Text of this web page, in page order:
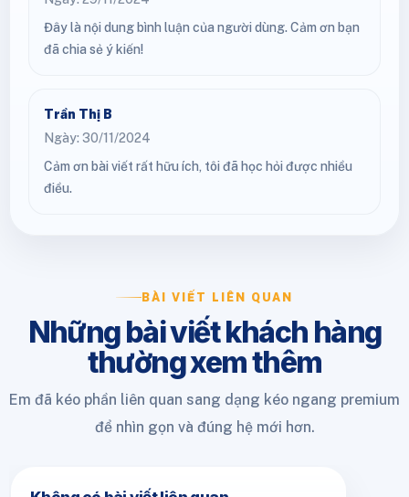
Đây là nội dung bình luận của người dùng. Cảm ơn bạn
đã chia sẻ ý kiến!
Trần Thị B
Ngày: 30/11/2024
Cảm ơn bài viết rất hữu ích, tôi đã học hỏi được nhiều
điều.
BÀI VIẾT LIÊN QUAN
Những bài viết khách hàng
thường xem thêm
Em đã kéo phần liên quan sang dạng kéo ngang premium
để nhìn gọn và đúng hệ mới hơn.